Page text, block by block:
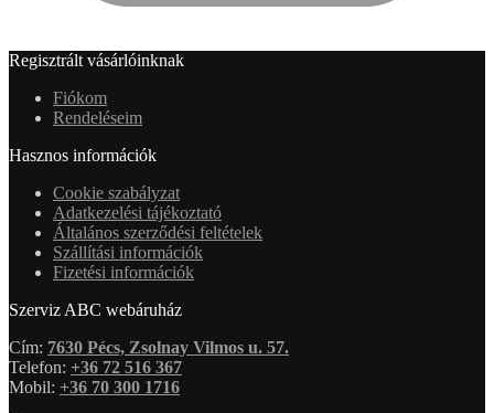
Regisztrált vásárlóinknak
Fiókom
Rendeléseim
Hasznos információk
Cookie szabályzat
Adatkezelési tájékoztató
Általános szerződési feltételek
Szállítási információk
Fizetési információk
Szerviz ABC webáruház
Cím: 7630 Pécs, Zsolnay Vilmos u. 57.
Telefon: +36 72 516 367
Mobil: +36 70 300 1716